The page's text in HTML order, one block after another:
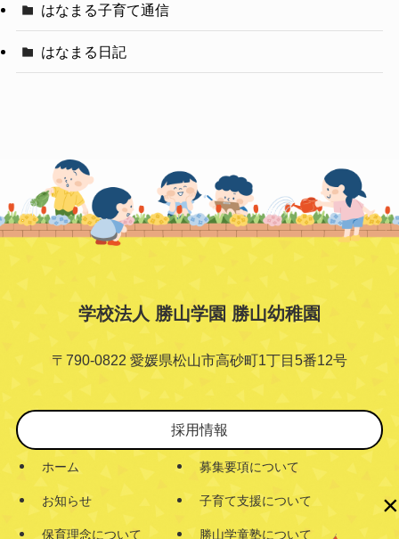
はなまる子育て通信
はなまる日記
学校法人 勝山学園 勝山幼稚園
〒790-0822 愛媛県松山市高砂町1丁目5番12号
採用情報
ホーム
お知らせ
保育理念について
募集要項について
子育て支援について
勝山学童塾について
×